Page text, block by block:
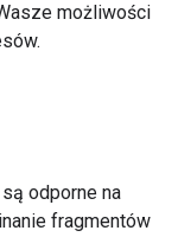
możliwości
odporne na
fragmentów